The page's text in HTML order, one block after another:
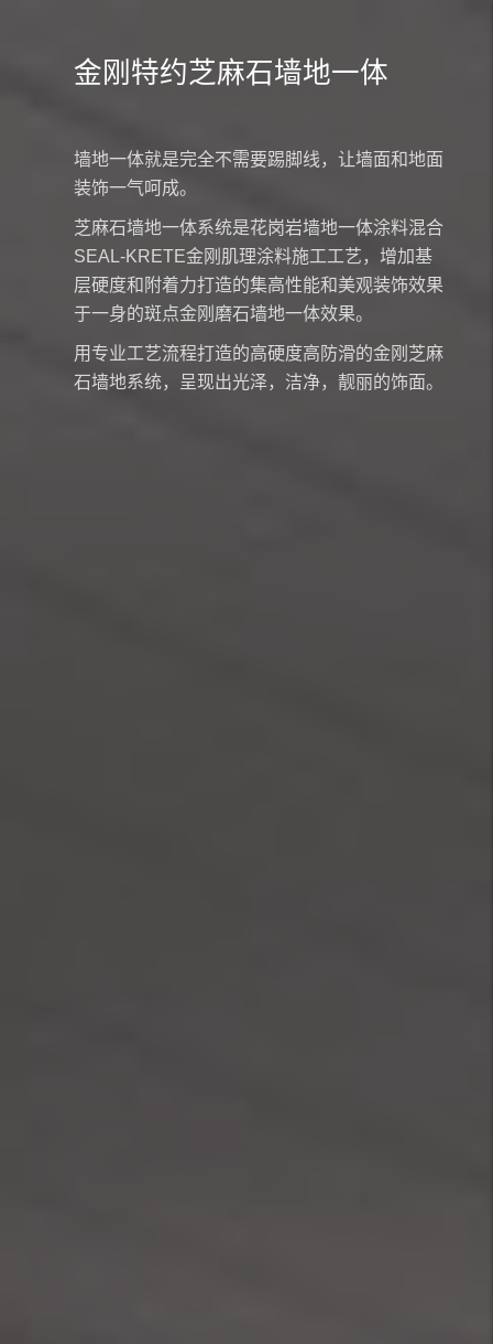
金刚特约芝麻石墙地一体
墙地一体就是完全不需要踢脚线，让墙面和地面
装饰一气呵成。
芝麻石墙地一体系统是花岗岩墙地一体涂料混合
SEAL-KRETE金刚肌理涂料施工工艺，增加基
层硬度和附着力打造的集高性能和美观装饰效果
于一身的斑点金刚磨石墙地一体效果。
用专业工艺流程打造的高硬度高防滑的金刚芝麻
石墙地系统，呈现出光泽，洁净，靓丽的饰面。